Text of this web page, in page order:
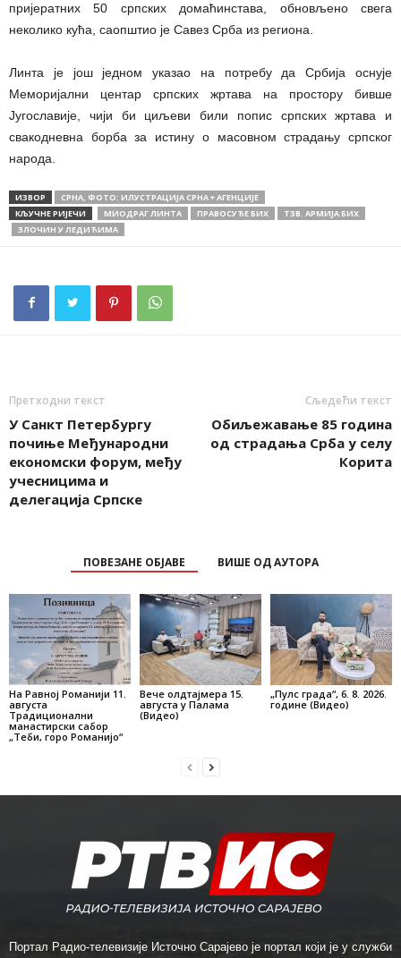
пријератних 50 српских домаћинстава, обновљено свега
неколико кућа, саопштио је Савез Срба из региона.
Линта је још једном указао на потребу да Србија оснује
Меморијални центар српских жртава на простору бивше
Југославије, чији би циљеви били попис српских жртава и
свакодневна борба за истину о масовном страдању српског
народа.
ИЗВОР
СРНА, ФОТО: ИЛУСТРАЦИЈА СРНА + АГЕНЦИЈЕ
КЉУЧНЕ РИЈЕЧИ
МИОДРАГ ЛИНТА ПРАВОСУЂЕ БИХ
ТЗВ. АРМИЈА БИХ
ЗЛОЧИН У ЛЕДИЋИМА
Претходни текст
У Санкт Петербургу
почиње Међународни
економски форум, међу
учесницима и
делегација Српске
Сљедећи текст
Обиљежавање 85 година
од страдања Срба у селу
Корита
ПОВЕЗАНЕ ОБЈАВЕ ВИШЕ ОД АУТОРА
На Равној Романији 11.
августа
Традиционални
манастирски сабор
„Теби, горо Романијо“
Вече олдтајмера 15.
августа у Палама
(Видео)
„Пулс града“, 6. 8. 2026.
године (Видео)
Портал Радио-телевизије Источно Сарајево је портал који је у служби